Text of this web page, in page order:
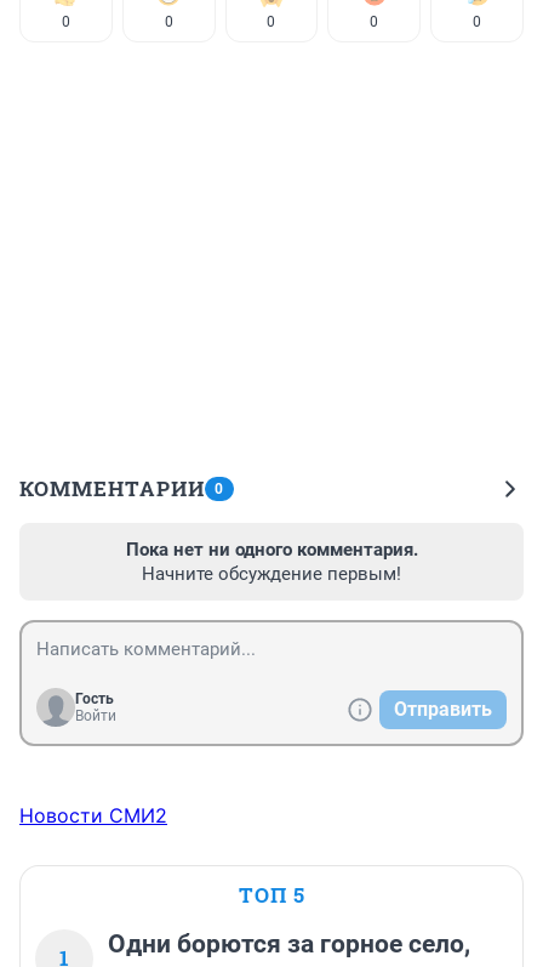
0 0 0 0 0
КОММЕНТАРИИ 0
Пока нет ни одного комментария.
Начните обсуждение первым!
Гость
Войти
Отправить
Новости СМИ2
ТОП 5
1
Одни борются за горное село,